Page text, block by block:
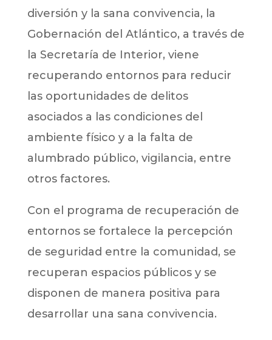
diversión y la sana convivencia, la
Gobernación del Atlántico, a través de
la Secretaría de Interior, viene
recuperando entornos para reducir
las oportunidades de delitos
asociados a las condiciones del
ambiente físico y a la falta de
alumbrado público, vigilancia, entre
otros factores.
Con el programa de recuperación de
entornos se fortalece la percepción
de seguridad entre la comunidad, se
recuperan espacios públicos y se
disponen de manera positiva para
desarrollar una sana convivencia.